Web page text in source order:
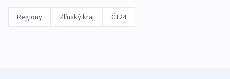
Regiony Zlínský kraj ČT24